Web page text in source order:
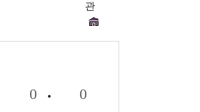
관
0 0